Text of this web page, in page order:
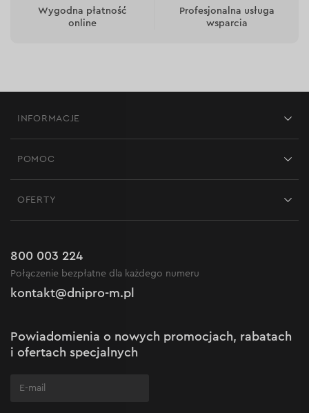
Wygodna płatność
online
Profesjonalna usługa
wsparcia
INFORMACJE
Regulamin sklepu internetowego
Polityka prywatności
POMOC
Gwarancja i serwis
Reklamacje i skargi
Ustawienia plików cookie
OFERTY
Nowości
800 003 224
Połączenie bezpłatne dla każdego numeru
kontakt@dnipro-m.pl
Powiadomienia o nowych promocjach, rabatach
i ofertach specjalnych